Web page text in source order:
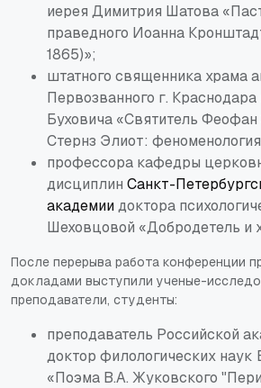
иерея Димитрия Шатова
праведного Иоанна
1865)»;
штатного священника храма
Первозванного г. Краснодара
Буховича «Святитель
Стернз Элиот: феноменология
профессора кафедры
дисциплин Санкт-
академиидоктора
Шеховцовой «Добродетель и
После перерыва работа конференции
докладами выступили ученые-
преподаватели, студенты:
преподаватель Российской
доктор филологических наук
«Поэма В.А. Жуковского